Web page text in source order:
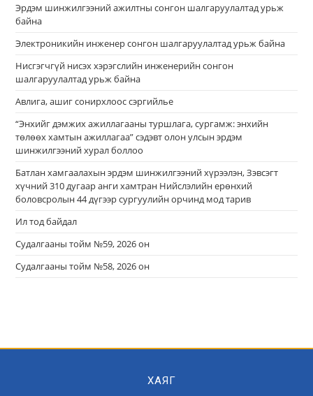
Эрдэм шинжилгээний ажилтны сонгон шалгаруулалтад урьж
байна
Электроникийн инженер сонгон шалгаруулалтад урьж байна
Нисгэгчгүй нисэх хэрэгслийн инженерийн сонгон
шалгаруулалтад урьж байна
Авлига, ашиг сонирхлоос сэргийлье
“Энхийг дэмжих ажиллагааны туршлага, сургамж: энхийн
төлөөх хамтын ажиллагаа” сэдэвт олон улсын эрдэм
шинжилгээний хурал боллоо
Батлан хамгаалахын эрдэм шинжилгээний хүрээлэн, Зэвсэгт
хүчний 310 дугаар анги хамтран Нийслэлийн ерөнхий
боловсролын 44 дүгээр сургуулийн орчинд мод тарив
Ил тод байдал
Судалгааны тойм №59, 2026 он
Судалгааны тойм №58, 2026 он
ХАЯГ